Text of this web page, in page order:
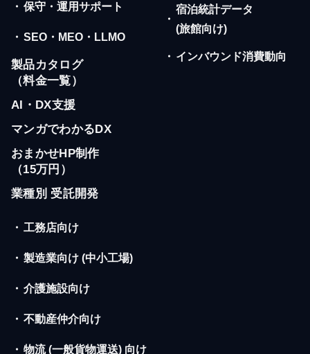
・ 保守・運用サポート
・ SEO・MEO・LLMO
製品カタログ
（料金一覧）
AI・DX支援
マンガでわかるDX
おまかせHP制作
（15万円）
業種別 受託開発
・ 工務店向け
・ 製造業向け (中小工場)
・ 介護施設向け
・ 不動産仲介向け
・ 物流 (一般貨物運送) 向け
・
宿泊統計データ
(旅館向け)
・ インバウンド消費動向